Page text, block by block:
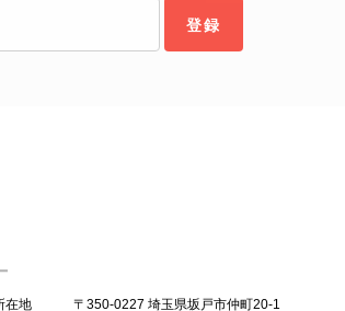
ろしくお願いいたします。 VintageShop solo
素敵なバッグを購入させていただき、ありがとうご
登録
在地 〒350-0227 埼玉県坂戸市仲町20-1